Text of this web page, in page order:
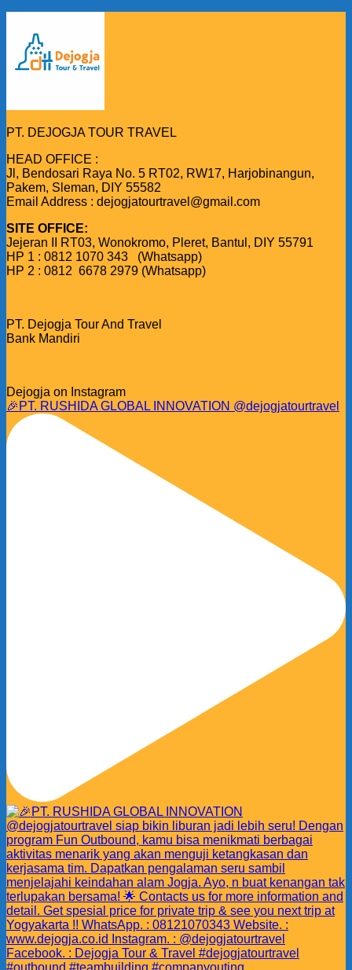
PT. DEJOGJA TOUR TRAVEL
HEAD OFFICE :
Jl, Bendosari Raya No. 5 RT02, RW17, Harjobinangun,
Pakem, Sleman, DIY 55582
Email Address : dejogjatourtravel@gmail.com
SITE OFFICE:
Jejeran II RT03, Wonokromo, Pleret, Bantul, DIY 55791
HP 1 : 0812 1070 343 (Whatsapp)
HP 2 : 0812 6678 2979 (Whatsapp)
PT. Dejogja Tour And Travel
Bank Mandiri
Dejogja on Instagram
🎉PT. RUSHIDA GLOBAL INNOVATION @dejogjatourtravel